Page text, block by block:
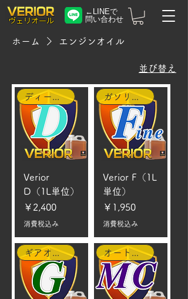
​ヴェリオール
←LINEで
問い合わせ
ホーム エンジンオイル
並び替え
ディーゼル車
Verior
D（1L単位）
価格
￥2,400
消費税込み
ガソリン車
Verior F（1L
単位）
価格
￥1,950
消費税込み
ギアオイル オートバイ